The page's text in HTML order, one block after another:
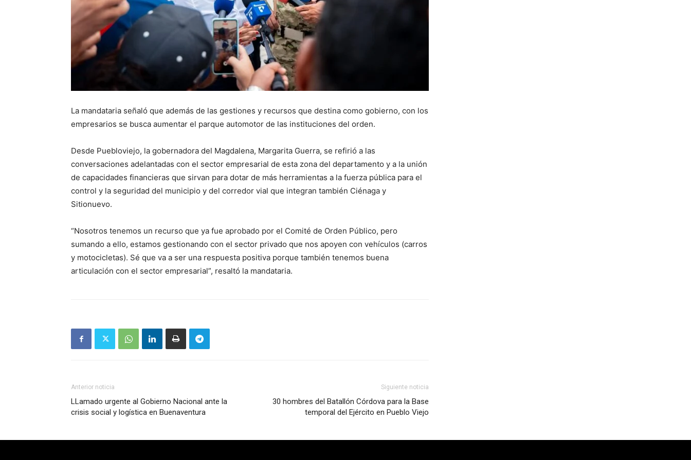
La mandataria señaló que además de las gestiones y recursos que destina como gobierno, con los
empresarios se busca aumentar el parque automotor de las instituciones del orden.
Desde Puebloviejo, la gobernadora del Magdalena, Margarita Guerra, se refirió a las
conversaciones adelantadas con el sector empresarial de esta zona del departamento y a la unión
de capacidades financieras que sirvan para dotar de más herramientas a la fuerza pública para el
control y la seguridad del municipio y del corredor vial que integran también Ciénaga y
Sitionuevo.
“Nosotros tenemos un recurso que ya fue aprobado por el Comité de Orden Público, pero
sumando a ello, estamos gestionando con el sector privado que nos apoyen con vehículos (carros
y motocicletas). Sé que va a ser una respuesta positiva porque también tenemos buena
articulación con el sector empresarial”, resaltó la mandataria.
Anterior noticia
LLamado urgente al Gobierno Nacional ante la
crisis social y logística en Buenaventura
Siguiente noticia
30 hombres del Batallón Córdova para la Base
temporal del Ejército en Pueblo Viejo